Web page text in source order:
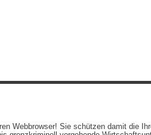
Beiträge (RSS)
Webbrowser! Sie schützen damit die